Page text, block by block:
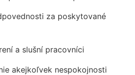
za poskytované
a slušní pracovníci
akejkoľvek nespokojnosti